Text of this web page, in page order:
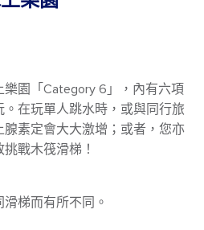
園「Category 6」，內有六項
在玩單人跳水時，或與同行旅
素定會大大激增；或者，您亦
戰木筏滑梯！
梯而有所不同。